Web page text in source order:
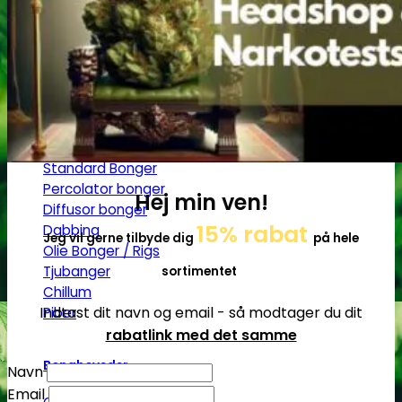
Jointrør
Skulekasser / Stashbox
Zip-poser
NO SMELL | Zip-poser
Jointbox
Bonger og piber
Standard Bonger
Percolator bonger
Diffusor bonger
Dabbing
Olie Bonger / Rigs
Tjubanger
Chillum
Piber
Bonghoveder
Hej min ven!
Jeg vil gerne tilbyde dig 15% rabat på hele
sortimentet
Indtast dit navn og email - så modtager du dit
rabatlink med det samme
Navn
Email